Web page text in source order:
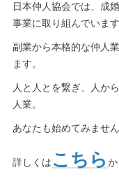
日本仲人協会では、成
事業に取り組んでいます
副業から本格的な仲人
ます。
人と人とを繋ぎ、人か
人業。
あなたも始めてみませ
詳しくは こちら か